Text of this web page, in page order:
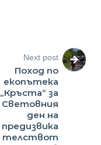
Next post
Поход по
екопътека
„Кръста“ за
Световния
ден на
предизвика
телствот